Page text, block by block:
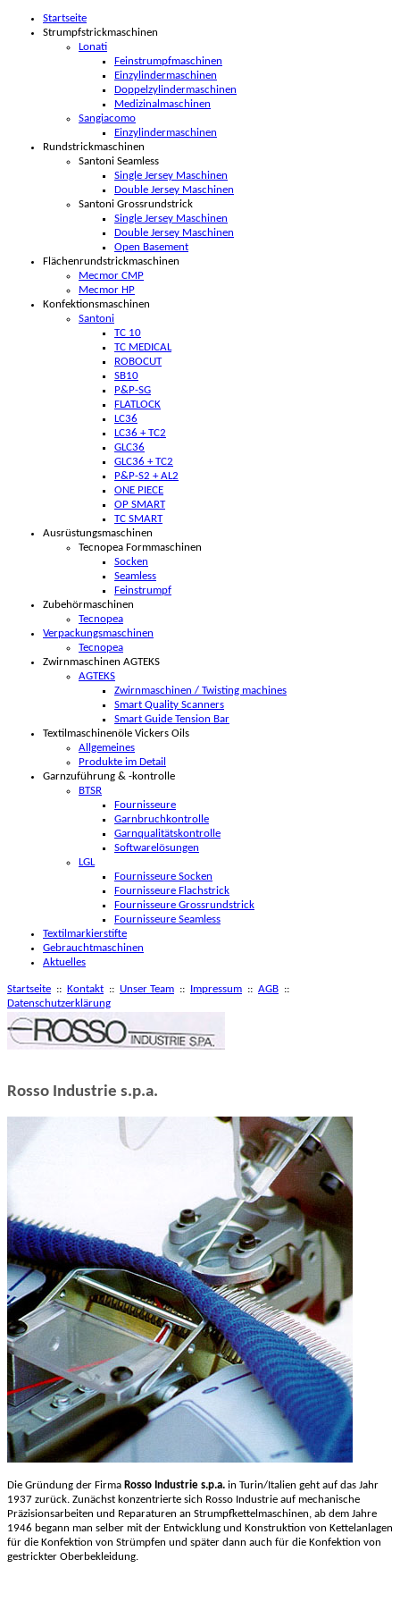
Startseite
Strumpfstrickmaschinen
Lonati
Feinstrumpfmaschinen
Einzylindermaschinen
Doppelzylindermaschinen
Medizinalmaschinen
Sangiacomo
Einzylindermaschinen
Rundstrickmaschinen
Santoni Seamless
Single Jersey Maschinen
Double Jersey Maschinen
Santoni Grossrundstrick
Single Jersey Maschinen
Double Jersey Maschinen
Open Basement
Flächenrundstrickmaschinen
Mecmor CMP
Mecmor HP
Konfektionsmaschinen
Santoni
TC 10
TC MEDICAL
ROBOCUT
SB10
P&P-SG
FLATLOCK
LC36
LC36 + TC2
GLC36
GLC36 + TC2
P&P-S2 + AL2
ONE PIECE
OP SMART
TC SMART
Ausrüstungsmaschinen
Tecnopea Formmaschinen
Socken
Seamless
Feinstrumpf
Zubehörmaschinen
Tecnopea
Verpackungsmaschinen
Tecnopea
Zwirnmaschinen AGTEKS
AGTEKS
Zwirnmaschinen / Twisting machines
Smart Quality Scanners
Smart Guide Tension Bar
Textilmaschinenöle Vickers Oils
Allgemeines
Produkte im Detail
Garnzuführung & -kontrolle
BTSR
Fournisseure
Garnbruchkontrolle
Garnqualitätskontrolle
Softwarelösungen
LGL
Fournisseure Socken
Fournisseure Flachstrick
Fournisseure Grossrundstrick
Fournisseure Seamless
Textilmarkierstifte
Gebrauchtmaschinen
Aktuelles
Startseite :: Kontakt :: Unser Team :: Impressum :: AGB ::
Datenschutzerklärung
Rosso Industrie s.p.a.
Die Gründung der Firma Rosso Industrie s.p.a. in Turin/Italien geht auf das Jahr
1937 zurück. Zunächst konzentrierte sich Rosso Industrie auf mechanische
Präzisionsarbeiten und Reparaturen an Strumpfkettelmaschinen, ab dem Jahre
1946 begann man selber mit der Entwicklung und Konstruktion von Kettelanlagen
für die Konfektion von Strümpfen und später dann auch für die Konfektion von
gestrickter Oberbekleidung.